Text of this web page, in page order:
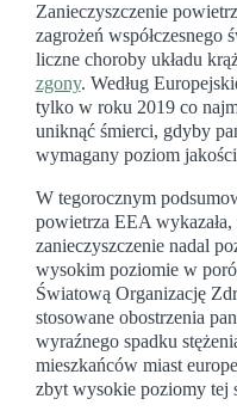
Zanieczyszczenie
zagrożeń
liczne choroby układu
zgony. Według
tylko w roku 2019 co
uniknąć śmierci, gdyby
wymagany poziom
W tegorocznym
powietrza EEA
zanieczyszczenie nadal
wysokim poziomie w
Światową Organizację
stosowane obostrzenia
wyraźnego spadku
mieszkańców miast
zbyt wysokie poziomy tej